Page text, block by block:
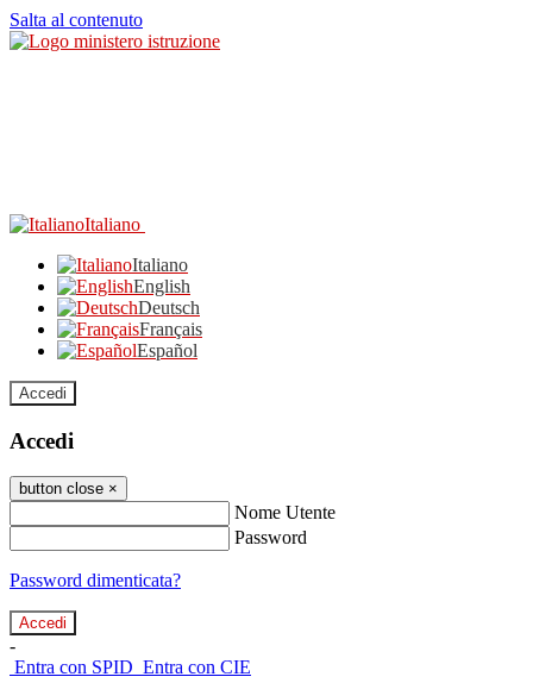
Salta al contenuto
Italiano
Italiano
English
Deutsch
Français
Español
Accedi
Accedi
button close ×
Nome Utente
Password
Password dimenticata?
-
Entra con SPID Entra con CIE